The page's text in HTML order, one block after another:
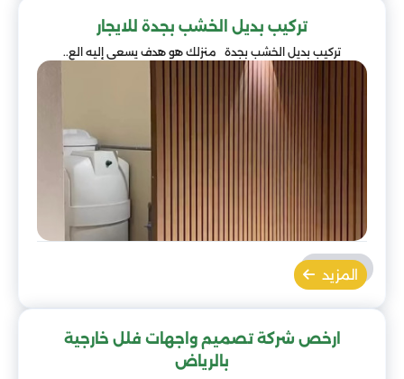
تركيب بديل الخشب بجدة للايجار
تركيب بديل الخشب بجدة منزلك هو هدف يسعى إليه الع..
المزيد
ارخص شركة تصميم واجهات فلل خارجية
بالرياض